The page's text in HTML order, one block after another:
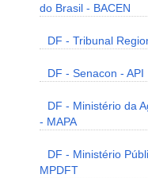
do Brasil - BACEN
DF - Tribunal
DF - Senacon - API
DF - Ministério da
- MAPA
DF - Ministério
MPDFT